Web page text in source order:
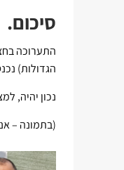
סיכום.
התערוכה
הגדולות)
נכון יהיה,
(בתמונה –